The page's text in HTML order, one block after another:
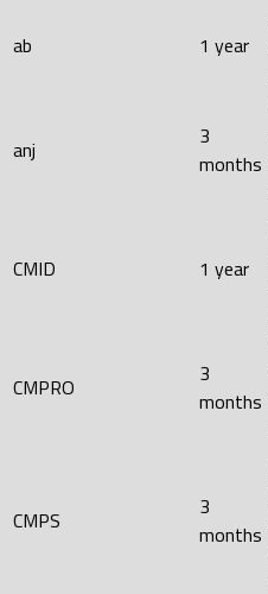
ab 1 year
anj
3
months
CMID 1 year
CMPRO
3
months
CMPS
3
months